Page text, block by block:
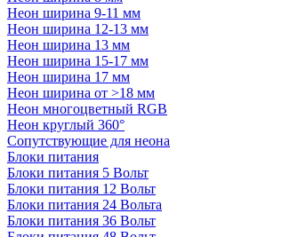
Неон ширина 9-11 мм
Неон ширина 12-13 мм
Неон ширина 13 мм
Неон ширина 15-17 мм
Неон ширина 17 мм
Неон ширина от >18 мм
Неон многоцветный RGB
Неон круглый 360°
Сопутствующие для неона
Блоки питания
Блоки питания 5 Вольт
Блоки питания 12 Вольт
Блоки питания 24 Вольта
Блоки питания 36 Вольт